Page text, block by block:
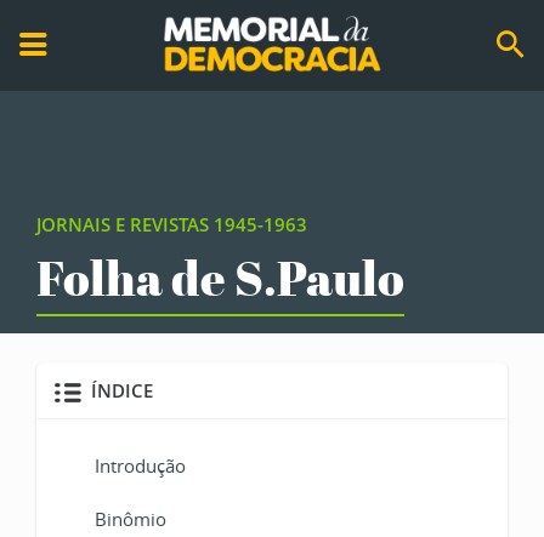
JORNAIS E REVISTAS 1945-1963
Folha de S.Paulo
ÍNDICE
Introdução
Binômio